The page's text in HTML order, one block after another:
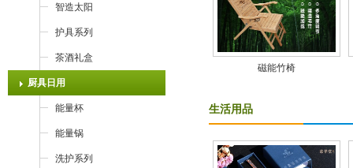
智造太阳
护具系列
茶酒礼盒
厨具日用
能量杯
能量锅
洗护系列
磁能竹椅
生活用品